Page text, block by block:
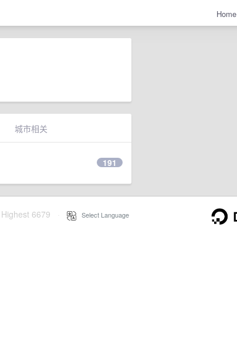
Home
城市相关
191
Highest 6679 Select Language